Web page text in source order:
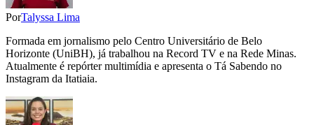
PorTalyssa Lima
Formada em jornalismo pelo Centro Universitário de Belo
Horizonte (UniBH), já trabalhou na Record TV e na Rede Minas.
Atualmente é repórter multimídia e apresenta o Tá Sabendo no
Instagram da Itatiaia.